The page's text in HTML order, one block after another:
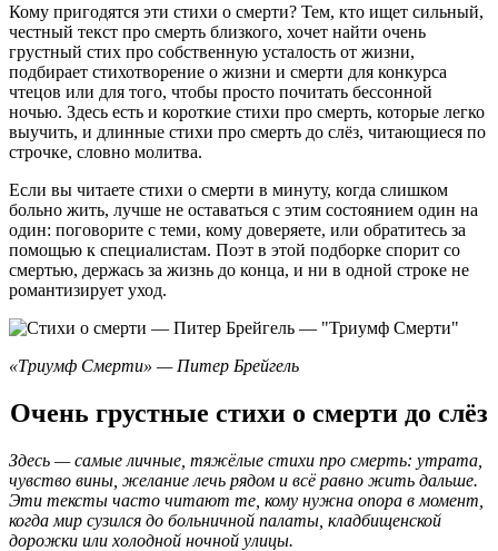
Кому пригодятся эти стихи о смерти? Тем, кто ищет сильный,
честный текст про смерть близкого, хочет найти очень
грустный стих про собственную усталость от жизни,
подбирает стихотворение о жизни и смерти для конкурса
чтецов или для того, чтобы просто почитать бессонной
ночью. Здесь есть и короткие стихи про смерть, которые легко
выучить, и длинные стихи про смерть до слёз, читающиеся по
строчке, словно молитва.
Если вы читаете стихи о смерти в минуту, когда слишком
больно жить, лучше не оставаться с этим состоянием один на
один: поговорите с теми, кому доверяете, или обратитесь за
помощью к специалистам. Поэт в этой подборке спорит со
смертью, держась за жизнь до конца, и ни в одной строке не
романтизирует уход.
«Триумф Смерти» — Питер Брейгель
Очень грустные стихи о смерти до слёз
Здесь — самые личные, тяжёлые стихи про смерть: утрата,
чувство вины, желание лечь рядом и всё равно жить дальше.
Эти тексты часто читают те, кому нужна опора в момент,
когда мир сузился до больничной палаты, кладбищенской
дорожки или холодной ночной улицы.